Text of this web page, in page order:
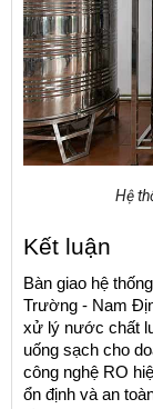
Hệ
Kết luận
Bàn giao hệ
Trường - Nam
xử lý nước chất
uống sạch cho
công nghệ RO
ổn định và an